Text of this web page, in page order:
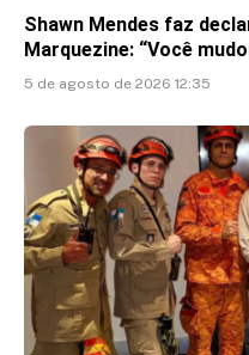
Shawn Mendes faz
Marquezine: “Você
5 de agosto de 2026 12:35